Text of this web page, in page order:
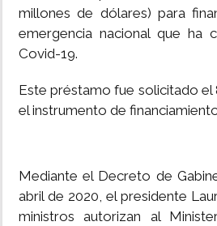
millones de dólares) para
emergencia nacional que ha
Covid-19.
Este préstamo fue solicitado el
el instrumento de
Mediante el Decreto de
abril de 2020, el presidente
ministros autorizan al